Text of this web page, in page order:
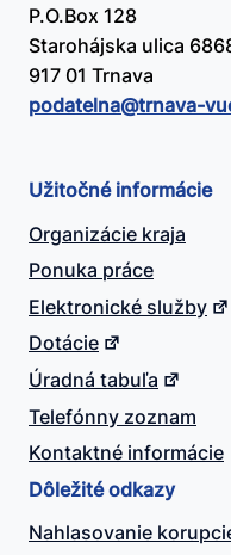
P.O.Box 128
Starohájska ulica
917 01 Trnava
podatelna@​trnava-
Užitočné informácie
Organizácie kraja
Ponuka práce
Elektronické služby
Dotácie
Úradná tabuľa
Telefónny zoznam
Kontaktné informácie
Dôležité odkazy
Nahlasovanie